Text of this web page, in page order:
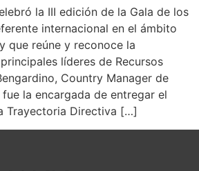
la III edición de la Gala de los
internacional en el ámbito
que reúne y reconoce la
líderes de Recursos
Country Manager de
la encargada de entregar el
Trayectoria Directiva […]